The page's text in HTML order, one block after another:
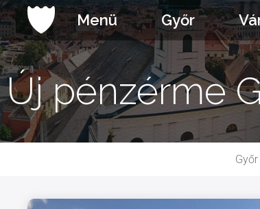
Ugrás
a
tartalomhoz
Menü Győr
Új pénzérme
Győr